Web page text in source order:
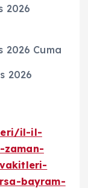
2026
2026 Cuma
2026
il-il-
zaman-
bayram-